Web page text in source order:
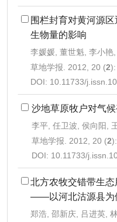
围栏封育对黄河源
生物量的影响
李媛媛, 董世魁, 李小艳
草地学报. 2012, 20 (2
DOI: 10.11733/
沙地草原牧户对气
李平, 任卫波, 侯向阳,
草地学报. 2012, 20 (2
DOI: 10.11733/
北方农牧交错带生
——以河北沽源县为
郑浩, 邵新庆, 吕进英,